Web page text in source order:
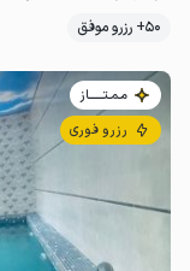
50+ رزرو موفق
مـمـتــــــاز
رزرو فوری